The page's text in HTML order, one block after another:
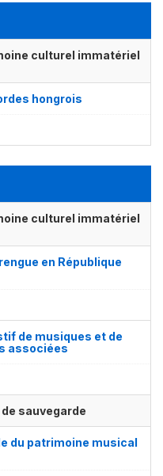
culturel immatériel
hongrois
culturel immatériel
en République
de musiques et de
associées
sauvegarde
du patrimoine musical